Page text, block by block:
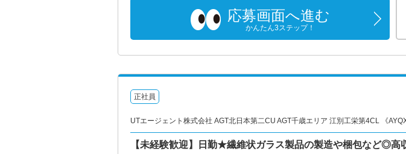
応募画面へ進む
かんたん3ステップ！
正社員
UTエージェント株式会社 AGT北日本第二CU AGT千歳エリア 江別工栄第4CL 《
【未経験歓迎】日勤★繊維状ガラス製品の製造や梱包など◎高